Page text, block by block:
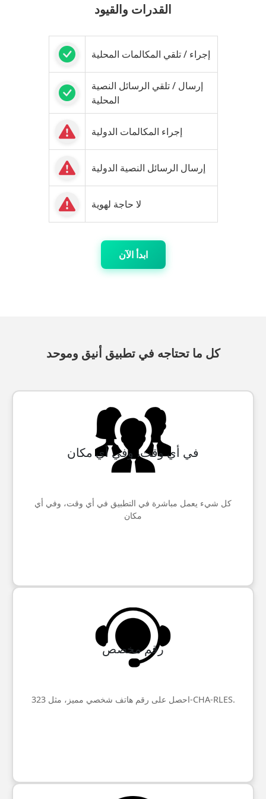
القدرات والقيود
إجراء / تلقي المكالمات المحلية
إرسال / تلقي الرسائل النصية
المحلية
إجراء المكالمات الدولية
إرسال الرسائل النصية الدولية
لا حاجة لهوية
ابدأ الآن
كل ما تحتاجه في تطبيق أنيق وموحد
في أي وقت، وفي أي مكان
كل شيء يعمل مباشرة في التطبيق في أي وقت، وفي أي
مكان
رقم مخصص
احصل على رقم هاتف شخصي مميز، مثل 323-CHA-RLES.